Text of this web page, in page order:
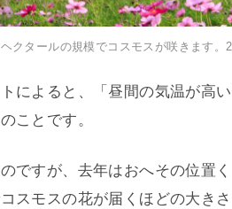
クタールの規模でコスモスが咲きます。
によると、「昼間の気温が高
ことです。
ですが、去年はおへその位置
スモスの花が届くほどの大きさ